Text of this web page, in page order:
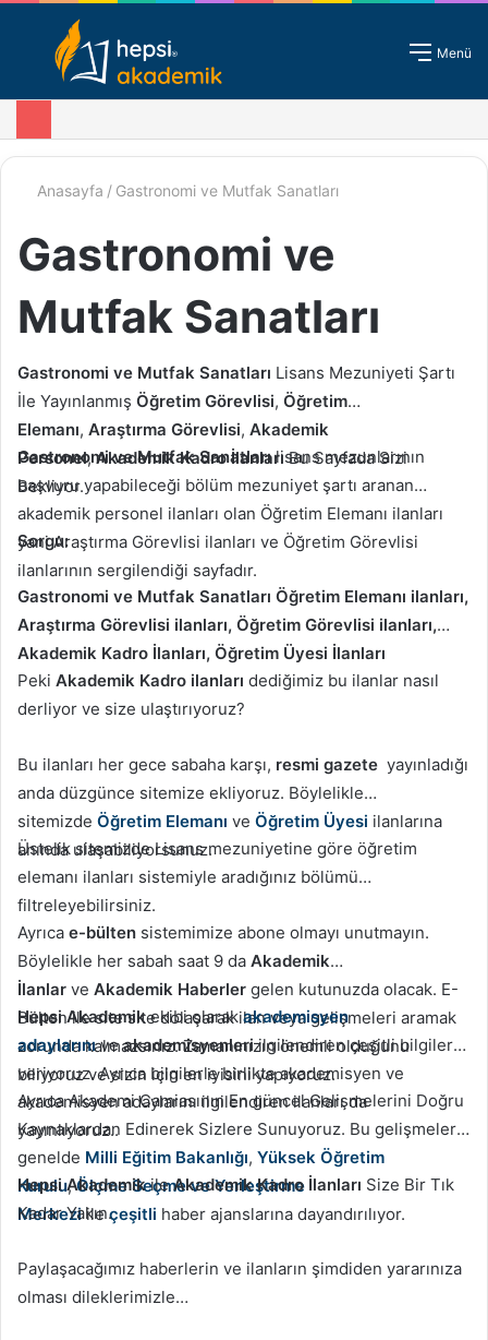
Giriş - Kayıt Menü
Anasayfa / Gastronomi ve Mutfak Sanatları
Gastronomi ve
Mutfak Sanatları
Gastronomi ve Mutfak Sanatları Lisans Mezuniyeti Şartı
İle Yayınlanmış Öğretim Görevlisi, Öğretim
Elemanı, Araştırma Görevlisi, Akademik
Personel,Akademik Kadro İlanlarıBu Sayfada Sizi
Bekliyor.
Gastronomi ve Mutfak Sanatlarılisans mezunlarının
başvuru yapabileceği bölüm mezuniyet şartı aranan
akademik personel ilanları olan Öğretim Elemanı ilanları
yani Araştırma Görevlisi ilanları ve Öğretim Görevlisi
ilanlarının sergilendiği sayfadır.
Sorgu:
Gastronomi ve Mutfak Sanatları Öğretim Elemanı ilanları,
Araştırma Görevlisi ilanları, Öğretim Görevlisi ilanları,
Akademik Kadro İlanları, Öğretim Üyesi İlanları
Peki Akademik Kadro ilanları dediğimiz bu ilanlar nasıl
derliyor ve size ulaştırıyoruz?
Bu ilanları her gece sabaha karşı, resmi gazete yayınladığı
anda düzgünce sitemize ekliyoruz. Böylelikle
sitemizde Öğretim Elemanı ve Öğretim Üyesi ilanlarına
anında ulaşabiliyorsunuz.
Üstelik sitemizde Lisans mezuniyetine göre öğretim
elemanı ilanları sistemiyle aradığınız bölümü
filtreleyebilirsiniz.
Ayrıca e-bülten sistemimize abone olmayı unutmayın.
Böylelikle her sabah saat 9 da Akademik
İlanlar ve Akademik Haberler gelen kutunuzda olacak. E-
Bülten ile site site dolaşarak ilan veya gelişmeleri aramak
zorunda kalmazsınız. Zamanınızın önemli olduğunu
biliyoruz ve sizin için en iyisini yapıyoruz.
Hepsi Akademikekibi olarakakademisyen
adaylarınıveakademisyenleriilgilendiren çeşitli bilgiler
veriyoruz. Ayrıca bilgilerle birlikte akademisyen ve
akademisyen adaylarını ilgilendiren ilanları da
yayınlıyoruz..
Ayrıca Akademi Camiasının En güncel Gelişmelerini Doğru
Kaynaklardan Edinerek Sizlere Sunuyoruz. Bu gelişmeler
genelde Milli Eğitim Bakanlığı, Yüksek Öğretim
Kurulu,Ölçme Seçme ve Yerleştirme
Merkezi ileçeşitli haber ajanslarına dayandırılıyor.
Hepsi AkademikileAkademik Kadro İlanları Size Bir Tık
Kadar Yakın.
Paylaşacağımız haberlerin ve ilanların şimdiden yararınıza
olması dileklerimizle…